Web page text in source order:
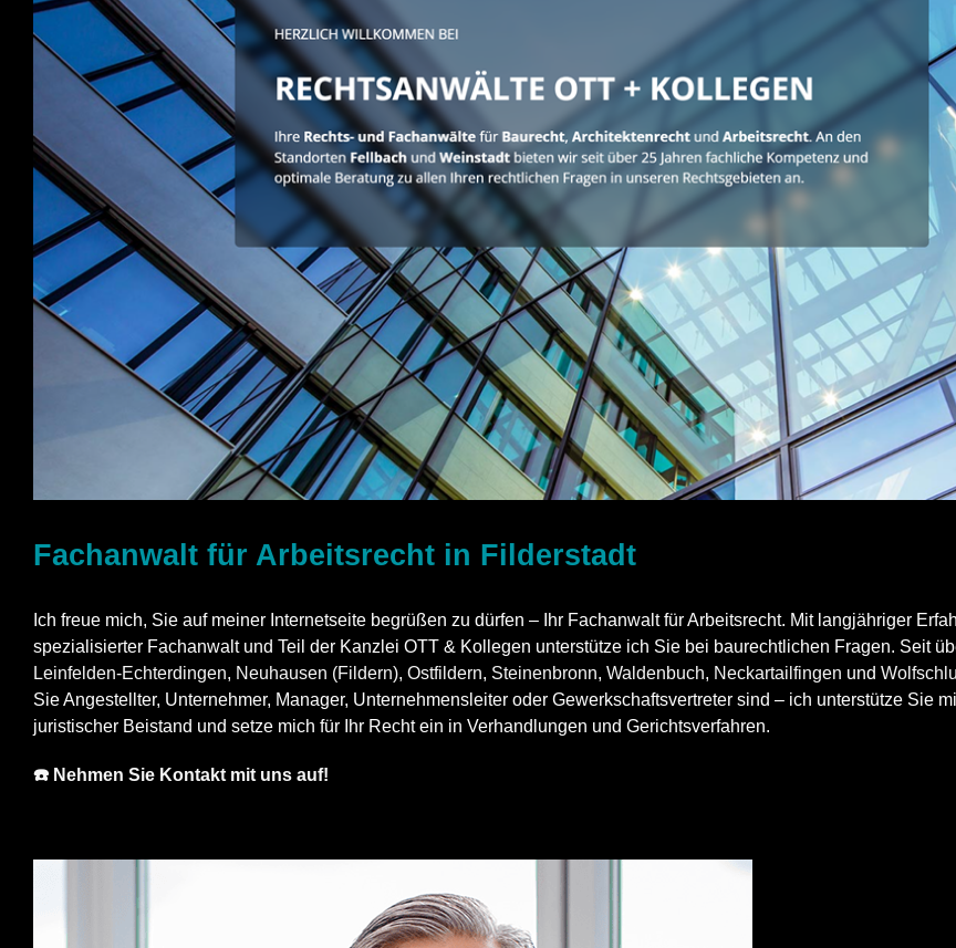
Fachanwalt für Arbeitsrecht in Filderstadt
Ich freue mich, Sie auf meiner Internetseite begrüßen zu dürfen – Ihr Fachanwalt für Arbeitsrecht. Mit langjähriger
spezialisierter Fachanwalt und Teil der Kanzlei OTT & Kollegen unterstütze ich Sie bei baurechtlichen Fragen. Seit
Leinfelden-Echterdingen, Neuhausen (Fildern), Ostfildern, Steinenbronn, Waldenbuch, Neckartailfingen und
Sie Angestellter, Unternehmer, Manager, Unternehmensleiter oder Gewerkschaftsvertreter sind – ich unterstütze Sie
juristischer Beistand und setze mich für Ihr Recht ein in Verhandlungen und Gerichtsverfahren.
☎️ Nehmen Sie Kontakt mit uns auf!